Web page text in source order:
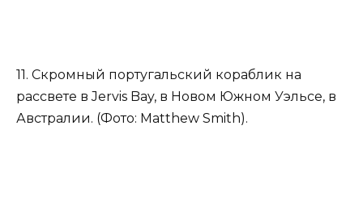
11. Скромный португальский кораблик на
рассвете в Jervis Bay, в Новом Южном Уэльсе, в
Австралии. (Фото: Matthew Smith).